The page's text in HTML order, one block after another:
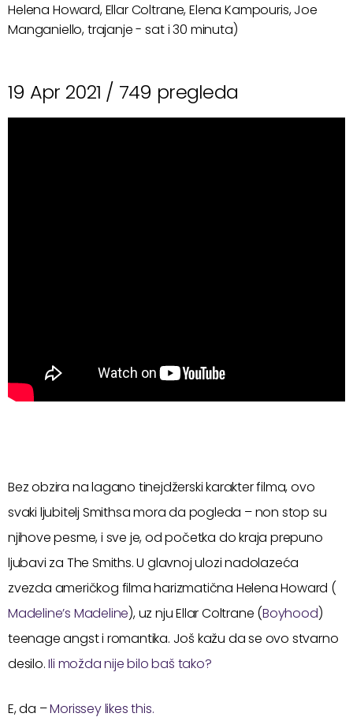
Helena Howard, Ellar Coltrane, Elena Kampouris, Joe
Manganiello, trajanje - sat i 30 minuta)
19 Apr 2021 / 749 pregleda
Bez obzira na lagano tinejdžerski karakter filma, ovo
svaki ljubitelj Smithsa mora da pogleda – non stop su
njihove pesme, i sve je, od početka do kraja prepuno
ljubavi za The Smiths. U glavnoj ulozi nadolazeća
zvezda američkog filma harizmatična Helena Howard (
Madeline’s Madeline), uz nju Ellar Coltrane (Boyhood)
teenage angst i romantika. Još kažu da se ovo stvarno
desilo.Ili možda nije bilo baš tako?
E, da –Morissey likes this.